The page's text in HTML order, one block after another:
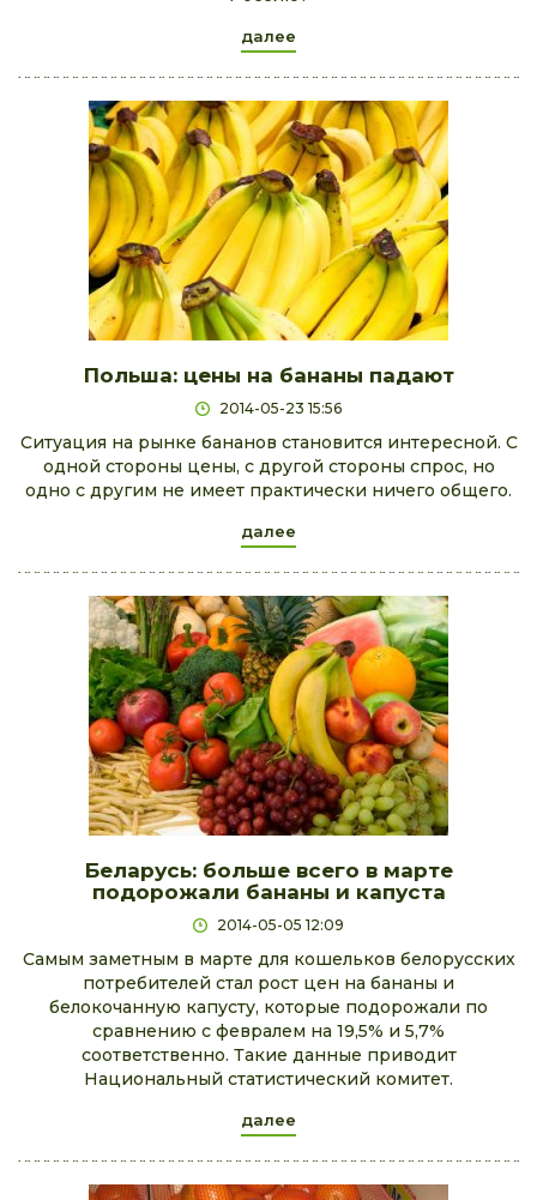
далее
Польша: цены на бананы падают
2014-05-23 15:56
Ситуация на рынке бананов становится интересной. С
одной стороны цены, с другой стороны спрос, но
одно с другим не имеет практически ничего общего.
далее
Беларусь: больше всего в марте
подорожали бананы и капуста
2014-05-05 12:09
Самым заметным в марте для кошельков белорусских
потребителей стал рост цен на бананы и
белокочанную капусту, которые подорожали по
сравнению с февралем на 19,5% и 5,7%
соответственно. Такие данные приводит
Национальный статистический комитет.
далее